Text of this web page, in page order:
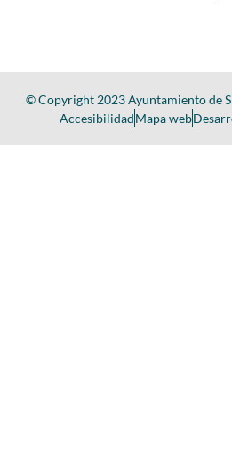
© Copyright 2023 Ayuntamiento de
AccesibilidadMapa web